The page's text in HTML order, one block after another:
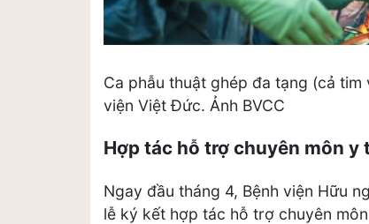
Ca phẫu thuật ghép đa tạng (cả
viện Việt Đức. Ảnh BVCC
Hợp tác hỗ trợ chuyên môn
Ngay đầu tháng 4, Bệnh viện Hữu
lễ ký kết hợp tác hỗ trợ chuyên